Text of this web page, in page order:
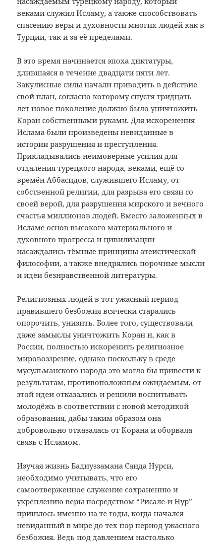
веками служил Исламу, а также способствовать
спасению веры и духовности многих людей как в
Турции, так и за её пределами.
В это время начинается эпоха диктатуры,
длившаяся в течение двадцати пяти лет.
Закулисные силы начали приводить в действие
свой план, согласно которому спустя тридцать
лет новое поколение должно было уничтожить
Коран собственными руками. Для искоренения
Ислама были произведены невиданные в
истории разрушения и преступления.
Прикладывались неимоверные усилия для
отдаления турецкого народа, веками, ещё со
времён Аббасидов, служившего Исламу, от
собственной религии, для разрыва его связи со
своей верой, для разрушения мирского и вечного
счастья миллионов людей. Вместо заложенных в
Исламе основ высокого материального и
духовного прогресса и цивилизации
насаждались тёмные принципы атеистической
философии, а также внедрялись порочные мысли
и идеи безнравственной литературы.
Религиозных людей в тот ужасный период
правившего безбожия всячески старались
опорочить, унизить. Более того, существовали
даже замыслы уничтожить Коран и, как в
России, полностью искоренить религиозное
мировоззрение, однако поскольку в среде
мусульманского народа это могло бы привести к
результатам, противоположным ожидаемым, от
этой идеи отказались и решили воспитывать
молодёжь в соответствии с новой методикой
образования, дабы таким образом она
добровольно отказалась от Корана и оборвала
связь с Исламом.
Изучая жизнь Бадиуззамана Саида Нурси,
необходимо учитывать, что его
самоотверженное служение сохранению и
укреплению веры посредством “Рисале-и Нур”
пришлось именно на те годы, когда начался
невиданный в мире до тех пор период ужасного
безбожия. Ведь под давлением настолько